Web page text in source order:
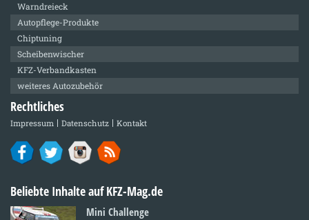
Warndreieck
Autopflege-Produkte
Chiptuning
Scheibenwischer
KFZ-Verbandkasten
weiteres Autozubehör
Rechtliches
Impressum Datenschutz Kontakt
Beliebte Inhalte auf KFZ-Mag.de
Mini Challenge